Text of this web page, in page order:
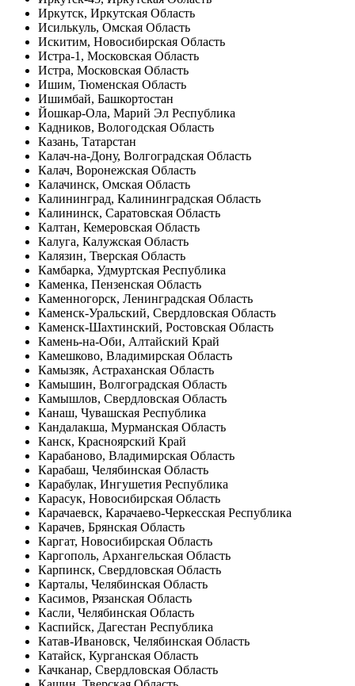
Иркутск, Иркутская Область
Исилькуль, Омская Область
Искитим, Новосибирская Область
Истра-1, Московская Область
Истра, Московская Область
Ишим, Тюменская Область
Ишимбай, Башкортостан
Йошкар-Ола, Марий Эл Республика
Кадников, Вологодская Область
Казань, Татарстан
Калач-на-Дону, Волгоградская Область
Калач, Воронежская Область
Калачинск, Омская Область
Калининград, Калининградская Область
Калининск, Саратовская Область
Калтан, Кемеровская Область
Калуга, Калужская Область
Калязин, Тверская Область
Камбарка, Удмуртская Республика
Каменка, Пензенская Область
Каменногорск, Ленинградская Область
Каменск-Уральский, Свердловская Область
Каменск-Шахтинский, Ростовская Область
Камень-на-Оби, Алтайский Край
Камешково, Владимирская Область
Камызяк, Астраханская Область
Камышин, Волгоградская Область
Камышлов, Свердловская Область
Канаш, Чувашская Республика
Кандалакша, Мурманская Область
Канск, Красноярский Край
Карабаново, Владимирская Область
Карабаш, Челябинская Область
Карабулак, Ингушетия Республика
Карасук, Новосибирская Область
Карачаевск, Карачаево-Черкесская Республика
Карачев, Брянская Область
Каргат, Новосибирская Область
Каргополь, Архангельская Область
Карпинск, Свердловская Область
Карталы, Челябинская Область
Касимов, Рязанская Область
Касли, Челябинская Область
Каспийск, Дагестан Республика
Катав-Ивановск, Челябинская Область
Катайск, Курганская Область
Качканар, Свердловская Область